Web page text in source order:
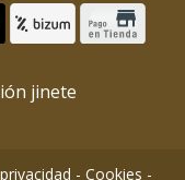
jinete
- Cookies -